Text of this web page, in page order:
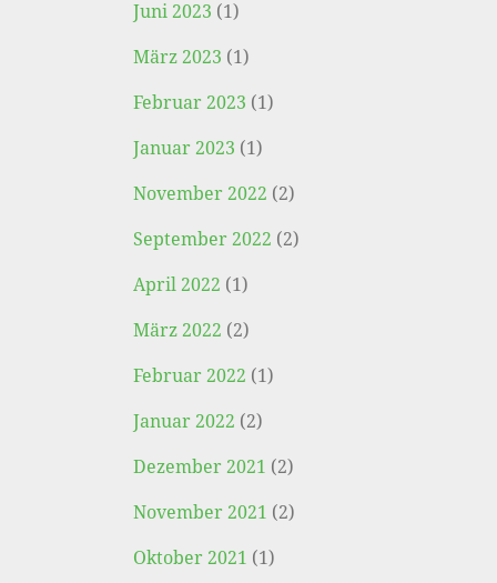
Juni 2023 (1)
März 2023 (1)
Februar 2023 (1)
Januar 2023 (1)
November 2022 (2)
September 2022 (2)
April 2022 (1)
März 2022 (2)
Februar 2022 (1)
Januar 2022 (2)
Dezember 2021 (2)
November 2021 (2)
Oktober 2021 (1)